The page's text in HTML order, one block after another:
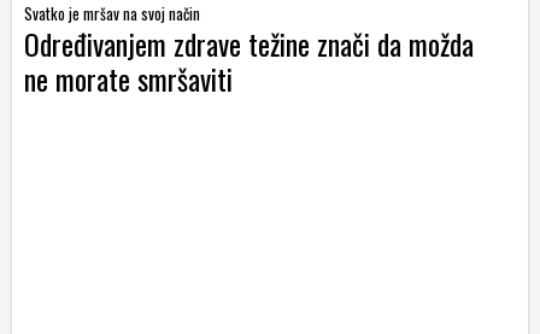
Svatko je mršav na svoj način
Određivanjem zdrave težine znači da možda
ne morate smršaviti